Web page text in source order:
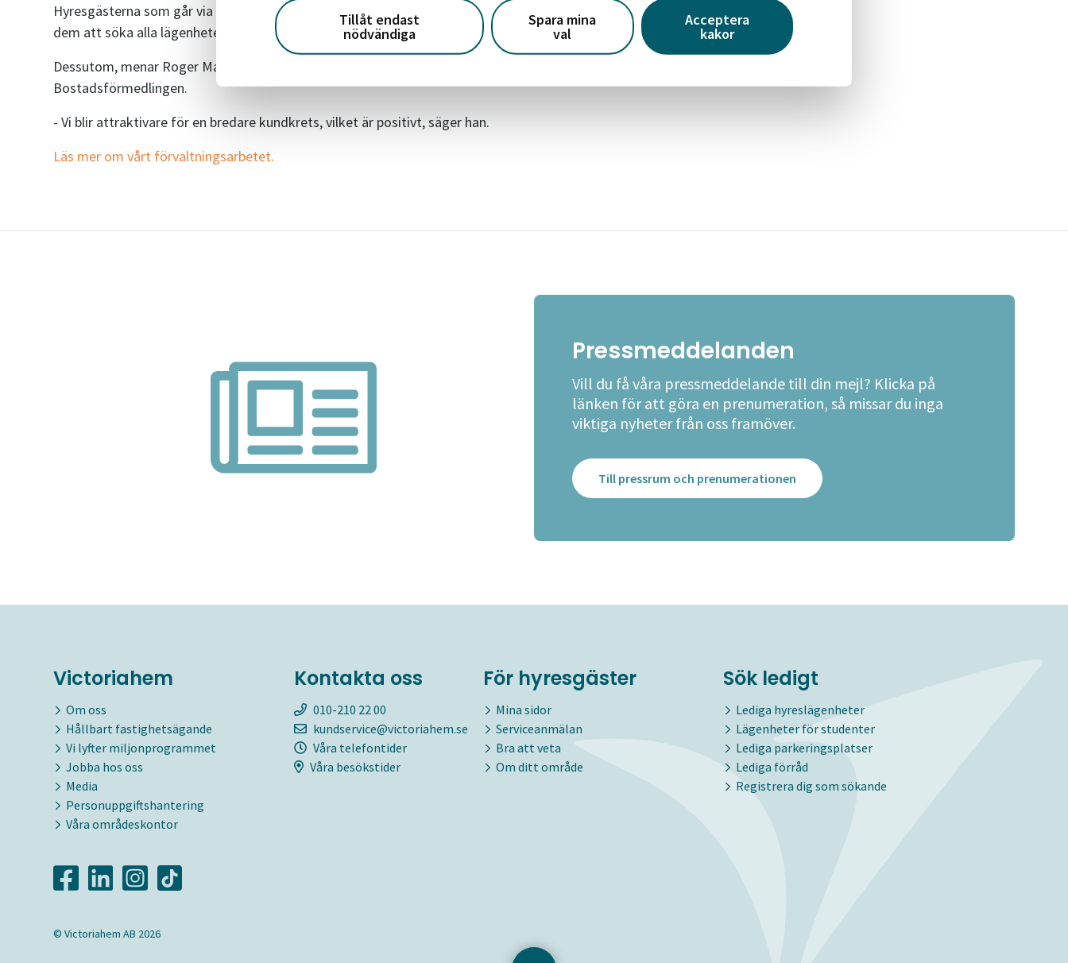
Tillåt endast
nödvändiga
Spara mina
val
Acceptera
kakor
Hyresgästerna som går via Bostadsförmedlingen får en rättvis och transparent process och det är enklare för
dem att söka alla lägenheter från en och samma plattform.
Dessutom, menar Roger Malmquist, kan kännedomen om Victoriahem öka genom samarbetet med
Bostadsförmedlingen.
- Vi blir attraktivare för en bredare kundkrets, vilket är positivt, säger han.
Läs mer om vårt förvaltningsarbetet.
Pressmeddelanden
Vill du få våra pressmeddelande till din mejl? Klicka på
länken för att göra en prenumeration, så missar du inga
viktiga nyheter från oss framöver.
Till pressrum och prenumerationen
Victoriahem
Om oss
Hållbart fastighetsägande
Vi lyfter miljonprogrammet
Jobba hos oss
Media
Personuppgiftshantering
Våra områdeskontor
Kontakta oss
010-210 22 00
kundservice@victoriahem.se
Våra telefontider
Våra besökstider
För hyresgäster
Mina sidor
Serviceanmälan
Bra att veta
Om ditt område
Sök ledigt
Lediga hyreslägenheter
Lägenheter för studenter
Lediga parkeringsplatser
Lediga förråd
Registrera dig som sökande
© Victoriahem AB 2026